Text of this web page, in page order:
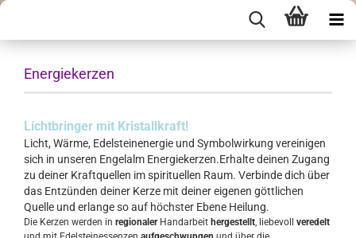
Energiekerzen
Lichtbringer mit Kristallkraft!
Licht, Wärme, Edelsteinenergie und Symbolwirkung vereinigen
sich in unseren Engelalm Energiekerzen.Erhalte deinen Zugang
zu deiner Kraftquellen im spirituellen Raum. Verbinde dich über
das Entzünden deiner Kerze mit deiner eigenen göttlichen
Quelle und erlange so auf höchster Ebene Heilung.
Die Kerzen werden in regionalerHandarbeit hergestellt, liebevoll veredelt